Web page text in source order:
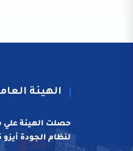
الهيئة
حصلت الهيئة علي
لنظام الجودة أيزو 9001:2015